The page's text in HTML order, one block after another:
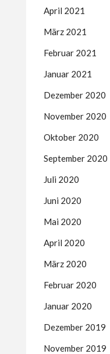
April 2021
März 2021
Februar 2021
Januar 2021
Dezember 2020
November 2020
Oktober 2020
September 2020
Juli 2020
Juni 2020
Mai 2020
April 2020
März 2020
Februar 2020
Januar 2020
Dezember 2019
November 2019